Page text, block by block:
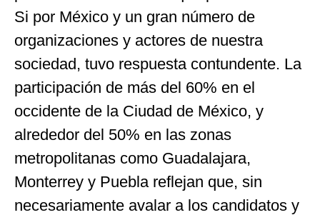
Si por México y un gran número de
organizaciones y actores de nuestra
sociedad, tuvo respuesta contundente. La
participación de más del 60% en el
occidente de la Ciudad de México, y
alrededor del 50% en las zonas
metropolitanas como Guadalajara,
Monterrey y Puebla reflejan que, sin
necesariamente avalar a los candidatos y